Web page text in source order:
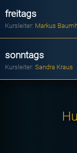
freitags
Kursleiter: Markus
sonntags
Kursleiter: Sandra Kraus